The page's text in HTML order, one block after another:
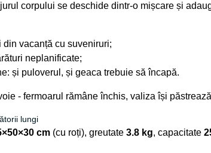
corpului se deschide dintr-o mișcare și
din vacanță cu suveniruri;
neplanificate;
și puloverul, și geaca trebuie să încapă.
- fermoarul rămâne închis, valiza își
lungi
cm (cu roți), greutate 3.8 kg, capacitate